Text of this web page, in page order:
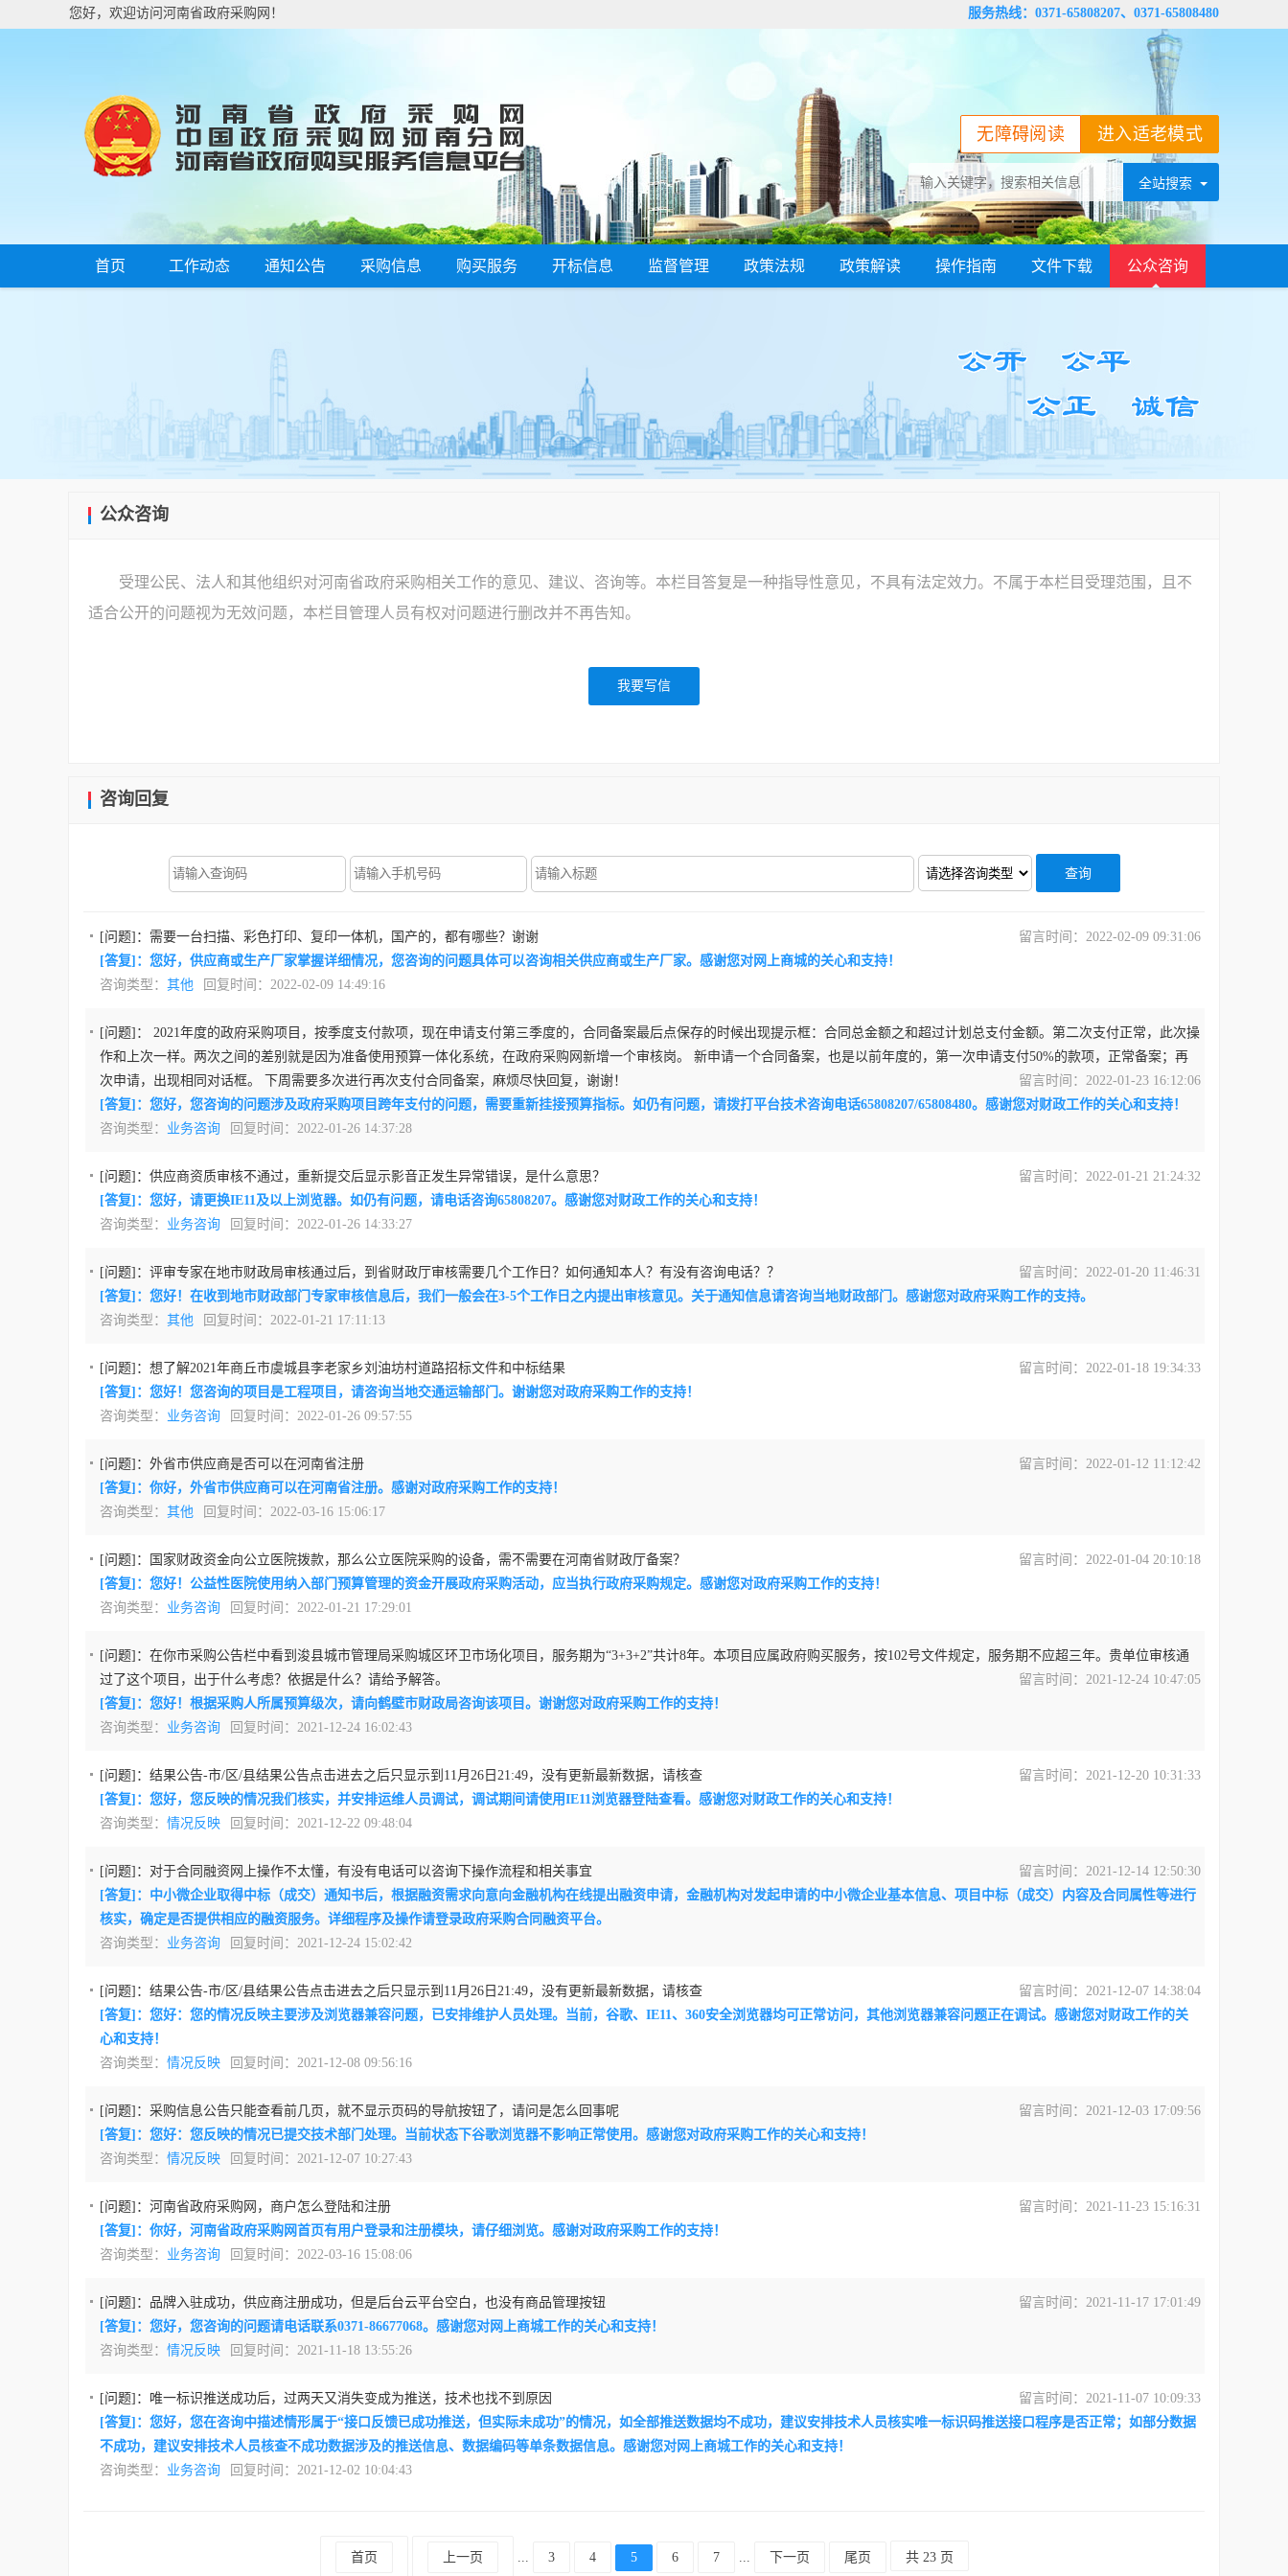
您好，欢迎访问河南省政府采购网！ 服务热线：0371-65808207、0371-65808480
进入适老模式
无障碍阅读
首页 工作动态 通知公告 采购信息 购买服务 开标信息 监督管理 政策法规 政策解读 操作指南 文件下载 公众咨询
公众咨询
受理公民、法人和其他组织对河南省政府采购相关工作的意见、建议、咨询等。本栏目答复是一种指导性意见，不具有法定效力。不属于本栏目受理范围，且不
适合公开的问题视为无效问题，本栏目管理人员有权对问题进行删改并不再告知。
我要写信
咨询回复
[问题]： 需要一台扫描、彩色打印、复印一体机，国产的，都有哪些？谢谢
留言时间：2022-02-09 09:31:06
[答复]：您好，供应商或生产厂家掌握详细情况，您咨询的问题具体可以咨询相关供应商或生产厂家。感谢您对网上商城的关心和支持！
咨询类型： 其他 回复时间：2022-02-09 14:49:16
[问题]：
2021年度的政府采购项目，按季度支付款项，现在申请支付第三季度的，合同备案最后点保存的时候出现提示框：合同总金额之和超过计划总支付金额。第二次支付正常，此次操
作和上次一样。两次之间的差别就是因为准备使用预算一体化系统，在政府采购网新增一个审核岗。 新申请一个合同备案，也是以前年度的，第一次申请支付50%的款项，正常备案；再
次申请，出现相同对话框。 下周需要多次进行再次支付合同备案，麻烦尽快回复，谢谢！
留言时间：2022-01-23 16:12:06
[答复]：您好，您咨询的问题涉及政府采购项目跨年支付的问题，需要重新挂接预算指标。如仍有问题，请拨打平台技术咨询电话65808207/65808480。感谢您对财政工作的关心和支持！
咨询类型： 业务咨询 回复时间：2022-01-26 14:37:28
[问题]： 供应商资质审核不通过，重新提交后显示影音正发生异常错误，是什么意思？
留言时间：2022-01-21 21:24:32
[答复]：您好，请更换IE11及以上浏览器。如仍有问题，请电话咨询65808207。感谢您对财政工作的关心和支持！
咨询类型： 业务咨询 回复时间：2022-01-26 14:33:27
[问题]： 评审专家在地市财政局审核通过后，到省财政厅审核需要几个工作日？如何通知本人？有没有咨询电话？？
留言时间：2022-01-20 11:46:31
[答复]：您好！在收到地市财政部门专家审核信息后，我们一般会在3-5个工作日之内提出审核意见。关于通知信息请咨询当地财政部门。感谢您对政府采购工作的支持。
咨询类型： 其他 回复时间：2022-01-21 17:11:13
[问题]： 想了解2021年商丘市虞城县李老家乡刘油坊村道路招标文件和中标结果
留言时间：2022-01-18 19:34:33
[答复]：您好！您咨询的项目是工程项目，请咨询当地交通运输部门。谢谢您对政府采购工作的支持！
咨询类型： 业务咨询 回复时间：2022-01-26 09:57:55
[问题]： 外省市供应商是否可以在河南省注册
留言时间：2022-01-12 11:12:42
[答复]：你好，外省市供应商可以在河南省注册。感谢对政府采购工作的支持！
咨询类型： 其他 回复时间：2022-03-16 15:06:17
[问题]： 国家财政资金向公立医院拨款，那么公立医院采购的设备，需不需要在河南省财政厅备案？
留言时间：2022-01-04 20:10:18
[答复]：您好！公益性医院使用纳入部门预算管理的资金开展政府采购活动，应当执行政府采购规定。感谢您对政府采购工作的支持！
咨询类型： 业务咨询 回复时间：2022-01-21 17:29:01
[问题]： 在你市采购公告栏中看到浚县城市管理局采购城区环卫市场化项目，服务期为“3+3+2”共计8年。本项目应属政府购买服务，按102号文件规定，服务期不应超三年。贵单位审核通
过了这个项目，出于什么考虑？依据是什么？请给予解答。
留言时间：2021-12-24 10:47:05
[答复]：您好！根据采购人所属预算级次，请向鹤壁市财政局咨询该项目。谢谢您对政府采购工作的支持！
咨询类型： 业务咨询 回复时间：2021-12-24 16:02:43
[问题]： 结果公告-市/区/县结果公告点击进去之后只显示到11月26日21:49，没有更新最新数据，请核查
留言时间：2021-12-20 10:31:33
[答复]：您好，您反映的情况我们核实，并安排运维人员调试，调试期间请使用IE11浏览器登陆查看。感谢您对财政工作的关心和支持！
咨询类型： 情况反映 回复时间：2021-12-22 09:48:04
[问题]： 对于合同融资网上操作不太懂，有没有电话可以咨询下操作流程和相关事宜
留言时间：2021-12-14 12:50:30
[答复]：中小微企业取得中标（成交）通知书后，根据融资需求向意向金融机构在线提出融资申请，金融机构对发起申请的中小微企业基本信息、项目中标（成交）内容及合同属性等进行
核实，确定是否提供相应的融资服务。详细程序及操作请登录政府采购合同融资平台。
咨询类型： 业务咨询 回复时间：2021-12-24 15:02:42
[问题]： 结果公告-市/区/县结果公告点击进去之后只显示到11月26日21:49，没有更新最新数据，请核查
留言时间：2021-12-07 14:38:04
[答复]：您好：您的情况反映主要涉及浏览器兼容问题，已安排维护人员处理。当前，谷歌、IE11、360安全浏览器均可正常访问，其他浏览器兼容问题正在调试。感谢您对财政工作的关
心和支持！
咨询类型： 情况反映 回复时间：2021-12-08 09:56:16
[问题]： 采购信息公告只能查看前几页，就不显示页码的导航按钮了，请问是怎么回事呢
留言时间：2021-12-03 17:09:56
[答复]：您好：您反映的情况已提交技术部门处理。当前状态下谷歌浏览器不影响正常使用。感谢您对政府采购工作的关心和支持！
咨询类型： 情况反映 回复时间：2021-12-07 10:27:43
[问题]： 河南省政府采购网，商户怎么登陆和注册
留言时间：2021-11-23 15:16:31
[答复]：你好，河南省政府采购网首页有用户登录和注册模块，请仔细浏览。感谢对政府采购工作的支持！
咨询类型： 业务咨询 回复时间：2022-03-16 15:08:06
[问题]： 品牌入驻成功，供应商注册成功，但是后台云平台空白，也没有商品管理按钮
留言时间：2021-11-17 17:01:49
[答复]：您好，您咨询的问题请电话联系0371-86677068。感谢您对网上商城工作的关心和支持！
咨询类型： 情况反映 回复时间：2021-11-18 13:55:26
[问题]： 唯一标识推送成功后，过两天又消失变成为推送，技术也找不到原因
留言时间：2021-11-07 10:09:33
[答复]：您好，您在咨询中描述情形属于“接口反馈已成功推送，但实际未成功”的情况，如全部推送数据均不成功，建议安排技术人员核实唯一标识码推送接口程序是否正常；如部分数据
不成功，建议安排技术人员核查不成功数据涉及的推送信息、数据编码等单条数据信息。感谢您对网上商城工作的关心和支持！
咨询类型： 业务咨询 回复时间：2021-12-02 10:04:43
首页 上一页 ... 3 4 5 6 7 ... 下一页 尾页 共 23 页